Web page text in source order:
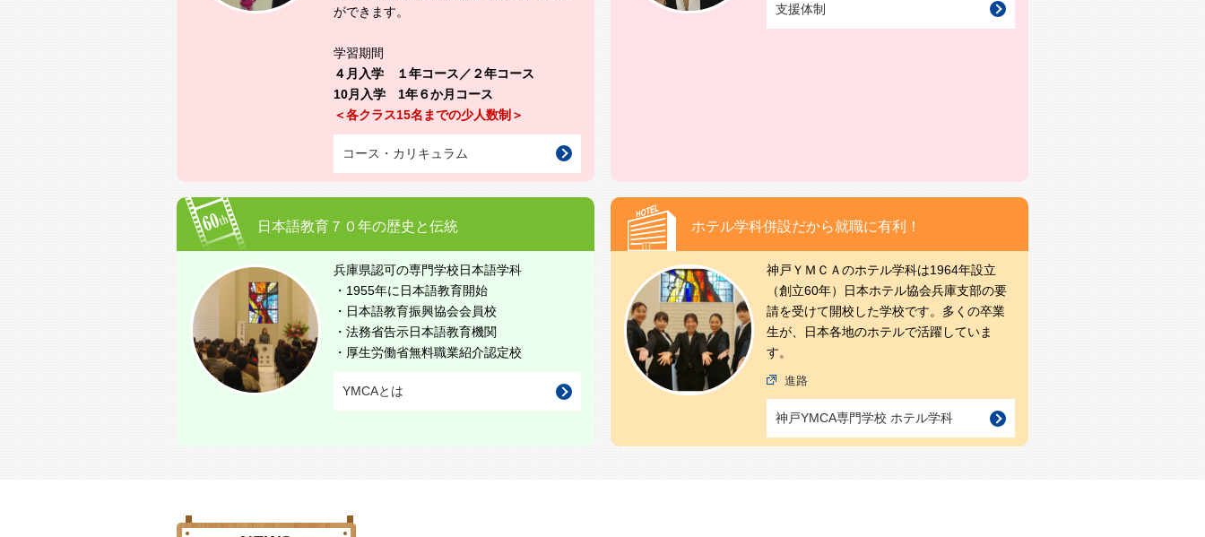
ができます。
学習期間
４月入学 １年コース／２年コース
10月入学 1年６か月コース
＜各クラス15名までの少人数制＞
コース・カリキュラム
支援体制
日本語教育７０年の歴史と伝統
兵庫県認可の専門学校日本語学科
・1955年に日本語教育開始
・日本語教育振興協会会員校
・法務省告示日本語教育機関
・厚生労働省無料職業紹介認定校
YMCAとは
ホテル学科併設だから就職に有利！
神戸ＹＭＣＡのホテル学科は1964年設立
（創立60年）日本ホテル協会兵庫支部の要
請を受けて開校した学校です。多くの卒業
生が、日本各地のホテルで活躍していま
す。
進路
神戸YMCA専門学校 ホテル学科